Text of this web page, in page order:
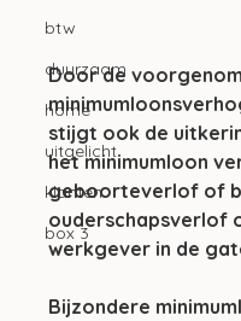
btw
duurzaam
home
uitgelicht
klanten
box 3
Door de
stijgt ook de
het minimumloon
geboorteverlof of
ouderschapsverlof
werkgever in de
Bijzondere